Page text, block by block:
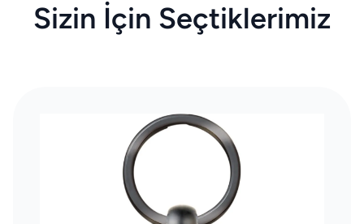
Sizin İçin Seçtiklerimiz